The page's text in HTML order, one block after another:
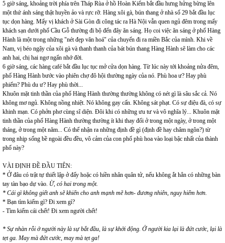
5 giờ sáng, khoảng trời phía trên Tháp Rùa ở hồ Hoàn Kiếm bắt đầu hưng hửng bừng lên
một thứ ánh sáng thật huyền ảo và rực rỡ. Hàng xôi gà, bún thang ở nhà số 29 bắt đầu lục
tục dọn hàng. Mấy vị khách ở Sài Gòn đi công tác ra Hà Nội vẫn quen ngủ đêm trong mấy
khách sạn dưới phố Cầu Gỗ thường đi bộ đến đây ăn sáng. Họ coi việc ăn sáng ở phố Hàng
Hành là một trong những "nét đẹp văn hoá" của chuyến đi ra miền Bắc của mình. Khi về
Nam, vị béo ngậy của xôi gà và thanh thanh của bát bún thang Hàng Hành sẽ làm cho các
anh hai, chị hai ngơ ngẩn nhớ đời.
6 giờ sáng, các hàng café bắt đầu lục tục mở cửa dọn hàng. Từ lúc này tới khoảng nửa đêm,
phố Hàng Hành bước vào phiên chợ đô hội thường ngày của nó. Phù hoa ư? Hay phù
phiếm? Phù du ư? Hay phù thời...
Khuôn mặt tinh thần của phố Hàng Hành thường thường không có nét gì là sâu sắc cả. Nó
không mơ ngủ. Không nồng nhiệt. Nó không gay cấn. Không sát phạt. Có sự điệu đà, có sự
khinh mạn. Có phởn phơ cùng sĩ diện. Đôi khi có những ưu tư và vô nghĩa lý... Khuôn mặt
tinh thần của phố Hàng Hành thường thường ít khi thay đổi ở trong một ngày, ở trong một
tháng, ở trong một năm... Có thể nhận ra những định đề gì (định đề hay châm ngôn?) từ
trong nhịp sống bề ngoài đều đều, vô cảm của con phố phù hoa vào loại bậc nhất của thành
phố này?
VÀI ĐỊNH ĐỀ ĐẦU TIÊN:
* Ở đâu có trật tự thiết lập ở đấy hoặc có hiền nhân quân tử, nếu không ắt hẳn có những bàn
tay tàn bạo dự vào. Ừ, có hai trong một.
* Cái gì không giết anh sẽ khiến cho anh mạnh mẽ hơn- đương nhiên, nguy hiểm hơn.
* Bạn tìm kiếm gì? Đi xem gì?
- Tìm kiếm cái chết! Đi xem người chết!
* Sự nhàn rỗi ở người này là sự bắt đầu, là sự khởi động. Ở người kia lại là đứt cước, lại là
tẹt ga. May mà đứt cước, may mà tẹt ga!